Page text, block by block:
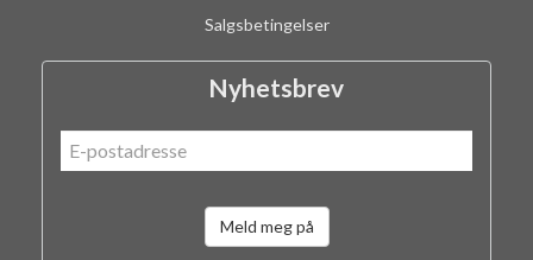
Salgsbetingelser
Nyhetsbrev
Meld meg på